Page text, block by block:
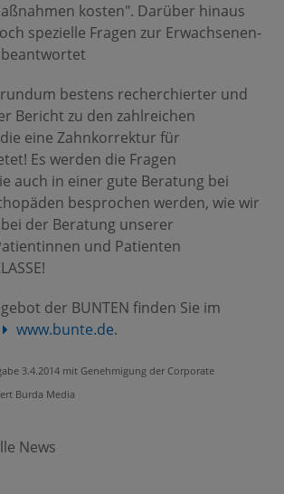
kosten". Darüber hinaus
spezielle Fragen zur Erwachsenen-
bestens recherchierter und
Bericht zu den zahlreichen
eine Zahnkorrektur für
Es werden die Fragen
auch in einer gute Beratung bei
besprochen werden, wie wir
der Beratung unserer
und Patienten
der BUNTEN finden Sie im
www.bunte.de.
3.4.2014 mit Genehmigung der Corporate
Burda Media
News